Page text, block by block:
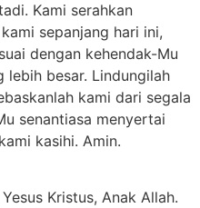
Kami serahkan
sepanjang hari ini,
dengan kehendak-Mu
lebih besar. Lindungilah
kami dari segala
senantiasa menyertai
kasihi. Amin.
Kristus, Anak Allah.